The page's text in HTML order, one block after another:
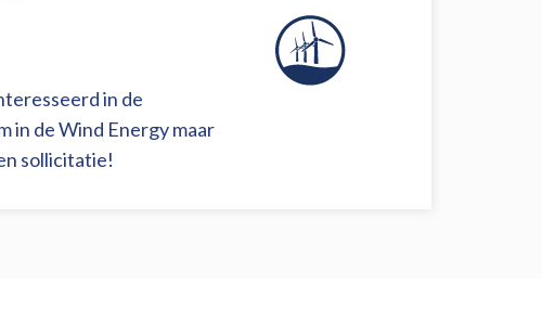
in de
in de Wind Energy maar
sollicitatie!